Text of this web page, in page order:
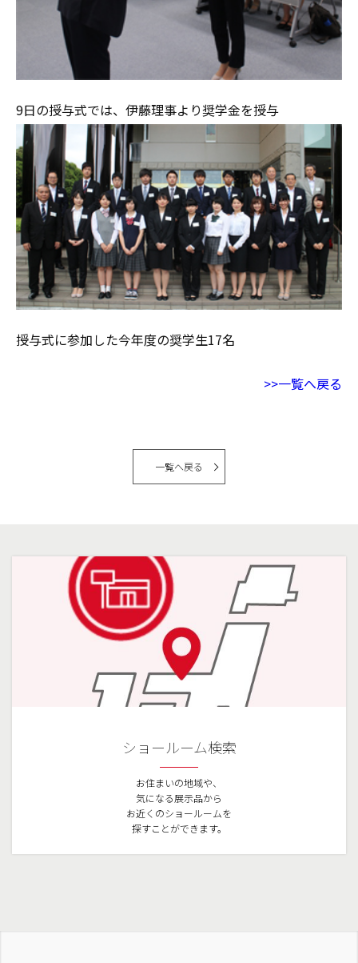
9日の授与式では、伊藤理事より奨学金を授与
授与式に参加した今年度の奨学生17名
>>一覧へ戻る
一覧へ戻る
ショールーム検索
お住まいの地域や、
気になる展示品から
お近くのショールームを
探すことができます。